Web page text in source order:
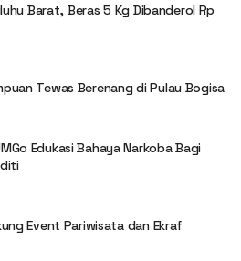
Barat, Beras 5 Kg Dibanderol Rp
Tewas Berenang di Pulau Bogisa
Edukasi Bahaya Narkoba Bagi
Event Pariwisata dan Ekraf